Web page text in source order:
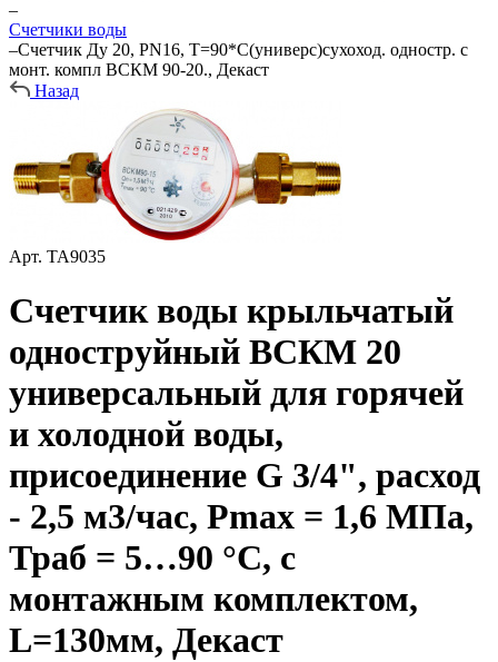
–
Счетчики воды
–Счетчик Ду 20, PN16, T=90*С(универс)сухоход. одностр. с
монт. компл ВСКМ 90-20., Декаст
Назад
Арт. ТА9035
Счетчик воды крыльчатый
одноструйный ВСКМ 20
универсальный для горячей
и холодной воды,
присоединение G 3/4", расход
- 2,5 м3/час, Рmax = 1,6 МПа,
Траб = 5…90 °С, с
монтажным комплектом,
L=130мм, Декаст